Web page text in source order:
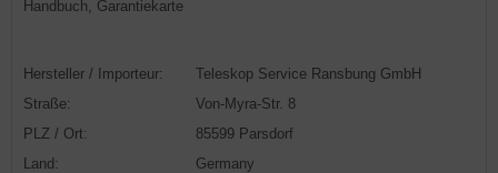
Handbuch, Garantiekarte
Hersteller / Importeur:
Teleskop Service Ransbung GmbH
Straße:
Von-Myra-Str. 8
PLZ / Ort:
85599 Parsdorf
Land:
Germany